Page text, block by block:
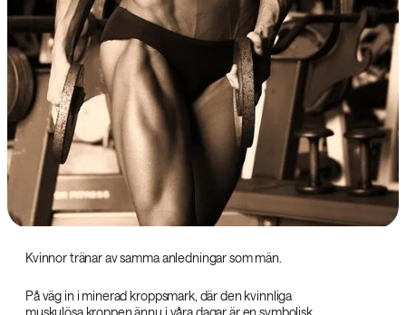
Kvinnor tränar av samma anledningar som män.
På väg in i minerad kroppsmark, där den kvinnliga
muskulösa kroppen ännu i våra dagar är en symbolisk